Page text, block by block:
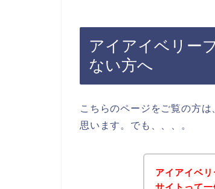
アイアイベリー
ない方へ
こちらのページをご覧の方
思います。でも、、、。
アイアイベ